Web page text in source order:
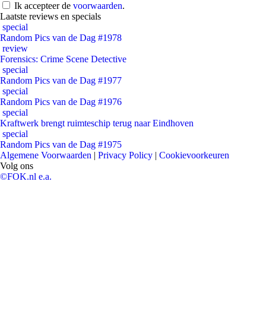
Ik accepteer de voorwaarden.
Laatste reviews en specials
special
Random Pics van de Dag #1978
review
Forensics: Crime Scene Detective
special
Random Pics van de Dag #1977
special
Random Pics van de Dag #1976
special
Kraftwerk brengt ruimteschip terug naar Eindhoven
special
Random Pics van de Dag #1975
Algemene Voorwaarden | Privacy Policy | Cookievoorkeuren
Volg ons
©FOK.nl e.a.